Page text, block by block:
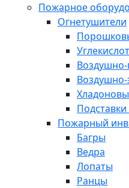
Пожарное
Огнетушители
Пожарный
Багры
Ведра
Лопаты
Ранцы